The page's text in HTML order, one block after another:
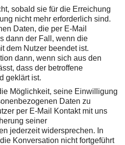
sobald sie für die Erreichung
nicht mehr erforderlich sind.
Daten, die per E-Mail
dann der Fall, wenn die
dem Nutzer beendet ist.
dann, wenn sich aus den
dass der betroffene
geklärt ist.
Möglichkeit, seine Einwilligung
Daten zu
per E-Mail Kontakt mit uns
seiner
jederzeit widersprechen. In
Konversation nicht fortgeführt